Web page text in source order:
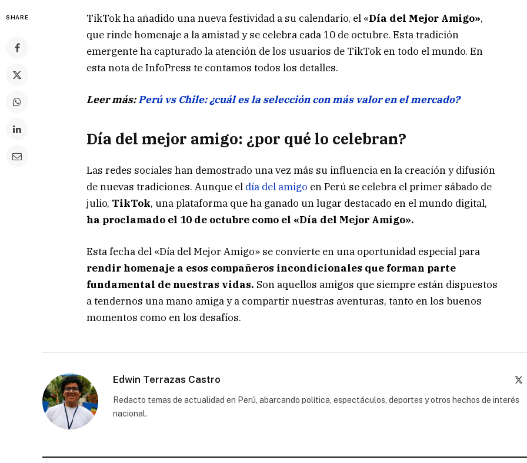
SHARE TikTok ha añadido una nueva festividad a su calendario, el «Día del Mejor Amigo»,
que rinde homenaje a la amistad y se celebra cada 10 de octubre. Esta tradición
emergente ha capturado la atención de los usuarios de TikTok en todo el mundo. En
esta nota de InfoPress te contamos todos los detalles.
Leer más:Perú vs Chile: ¿cuál es la selección con más valor en el mercado?
Día del mejor amigo: ¿por qué lo celebran?
Las redes sociales han demostrado una vez más su influencia en la creación y difusión
de nuevas tradiciones. Aunque el día del amigo en Perú se celebra el primer sábado de
julio, TikTok, una plataforma que ha ganado un lugar destacado en el mundo digital,
ha proclamado el 10 de octubre como el «Día del Mejor Amigo».
Esta fecha del «Día del Mejor Amigo» se convierte en una oportunidad especial para
rendir homenaje a esos compañeros incondicionales que forman parte
fundamental de nuestras vidas. Son aquellos amigos que siempre están dispuestos
a tendernos una mano amiga y a compartir nuestras aventuras, tanto en los buenos
momentos como en los desafíos.
Edwin Terrazas Castro
Redacto temas de actualidad en Perú, abarcando política, espectáculos, deportes y otros hechos de interés
nacional.